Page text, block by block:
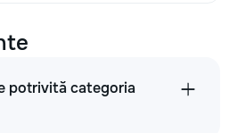
potrivită categoria